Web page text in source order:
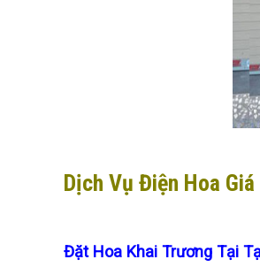
Dịch Vụ Điện Hoa Giá
Đặt Hoa Khai Trương Tại